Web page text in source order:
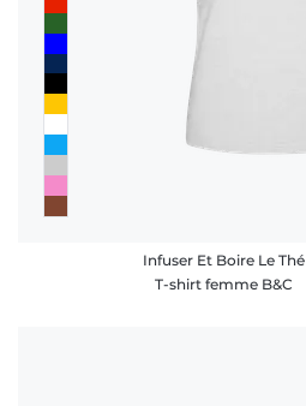
Infuser Et Boire Le Thé
T-shirt femme B&C